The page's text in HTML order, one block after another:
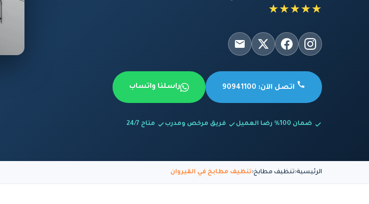
★★★★★
اتصل الآن: 90941100 راسلنا واتساب
ضمان 100% رضا العميل فريق مرخص ومدرب متاح 24/7
الرئيسية تنظيف مطابخ تنظيف مطابخ في القيروان